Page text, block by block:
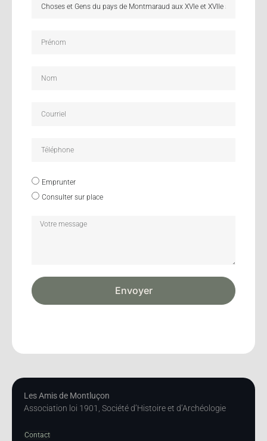
Emprunter
Consulter sur place
Envoyer
Les Amis de Montluçon
Association loi 1901, Société d’Histoire et d’Archéologie
Contact